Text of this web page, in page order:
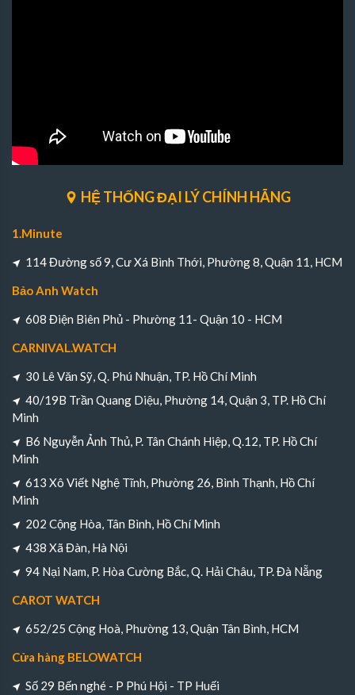
HỆ THỐNG ĐẠI LÝ CHÍNH HÃNG
1.Minute
114 Đường số 9, Cư Xá Bình Thới, Phường 8, Quận 11, HCM
Bảo Anh Watch
608 Điện Biên Phủ - Phường 11- Quận 10 - HCM
CARNIVAL.WATCH
30 Lê Văn Sỹ, Q. Phú Nhuận, TP. Hồ Chí Minh
40/19B Trần Quang Diệu, Phường 14, Quận 3, TP. Hồ Chí
Minh
B6 Nguyễn Ảnh Thủ, P. Tân Chánh Hiệp, Q.12, TP. Hồ Chí
Minh
613 Xô Viết Nghệ Tĩnh, Phường 26, Bình Thạnh, Hồ Chí
Minh
202 Cộng Hòa, Tân Bình, Hồ Chí Minh
438 Xã Đàn, Hà Nội
94 Nại Nam, P. Hòa Cường Bắc, Q. Hải Châu, TP. Đà Nẵng
CAROT WATCH
652/25 Cộng Hoà, Phường 13, Quận Tân Bình, HCM
Cửa hàng BELOWATCH
Số 29 Bến nghé - P Phú Hội - TP Huếi